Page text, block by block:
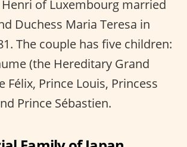
of Luxembourg married
Duchess Maria Teresa in
The couple has five children:
(the Hereditary Grand
Félix, Prince Louis, Princess
Prince Sébastien.